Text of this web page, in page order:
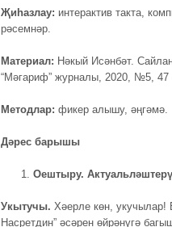
Җиһазлау: интерактив такта,
рәсемнәр.
Материал: Нәкый Исәнбәт.
“Мәгариф” журналы, 2020, №5, 47
Методлар: фикер алышу, әңгәмә.
Дәрес барышы
Оештыру. Актуальләштерү
Укытучы. Хәерле көн, укучылар!
Насретдин” әсәрен өйрәнүгә